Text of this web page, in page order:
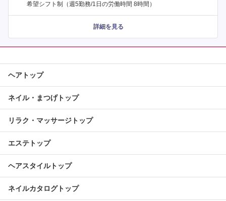
希望シフト制（週5勤務/1日の労働時間 8時間）
詳細を見る
ヘアトップ
ネイル・まつげトップ
リラク・マッサージトップ
エステトップ
ヘアスタイルトップ
ネイルカタログトップ